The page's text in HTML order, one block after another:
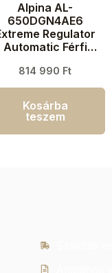
Alpina AL-
650DGN4AE6
Regulator
Automatic Férfi
814 990 Ft
Kosárba
teszem